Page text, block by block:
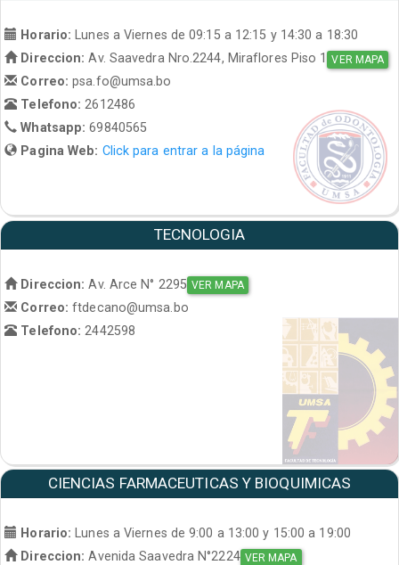
Horario: Lunes a Viernes de 09:15 a 12:15 y 14:30 a 18:30
Direccion: Av. Saavedra Nro.2244, Miraflores Piso 1 VER MAPA
Correo:psa.fo@umsa.bo
Telefono:2612486
Whatsapp:69840565
Pagina Web: Click para entrar a la página
TECNOLOGIA
Direccion: Av. Arce N° 2295 VER MAPA
Correo:ftdecano@umsa.bo
Telefono: 2442598
CIENCIAS FARMACEUTICAS Y BIOQUIMICAS
Horario: Lunes a Viernes de 9:00 a 13:00 y 15:00 a 19:00
Direccion: Avenida Saavedra N°2224 VER MAPA